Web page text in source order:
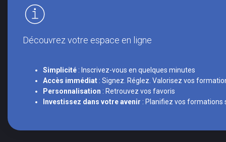
Découvrez votre espace en ligne
Simplicité : Inscrivez-vous en quelques minutes
Accès immédiat : Signez. Réglez. Valorisez vos
Personnalisation : Retrouvez vos favoris
Investissez dans votre avenir : Planifiez vos formations